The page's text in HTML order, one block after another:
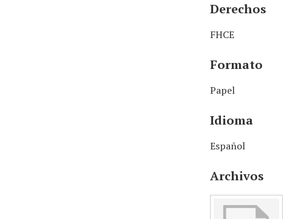
Derechos
FHCE
Formato
Papel
Idioma
Español
Archivos